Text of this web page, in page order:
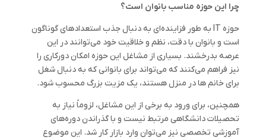
چرا این حوزه مناسب بانوان است؟
حوزه IT به طور فزاینده‌ای به دنبال جذب استعدادهای گوناگون
است و بانوان با دقت، نظم و خلاقیت خود می‌توانند در این
عرصه بدرخشند. بسیاری از مشاغل این حوزه امکان دورکاری را
نیز فراهم می‌کنند که می‌تواند برای بانوانی که به دنبال شغل
برای خانم ها در منزل هستند، یک مزیت بزرگ محسوب شود.
همچنین، برای ورود به برخی از این مشاغل، لزوماً نیاز به
تحصیلات دانشگاهی مرتبط نیست و با گذراندن دوره‌های
آموزشی تخصصی نیز می‌توان وارد بازار کار شد. این موضوع